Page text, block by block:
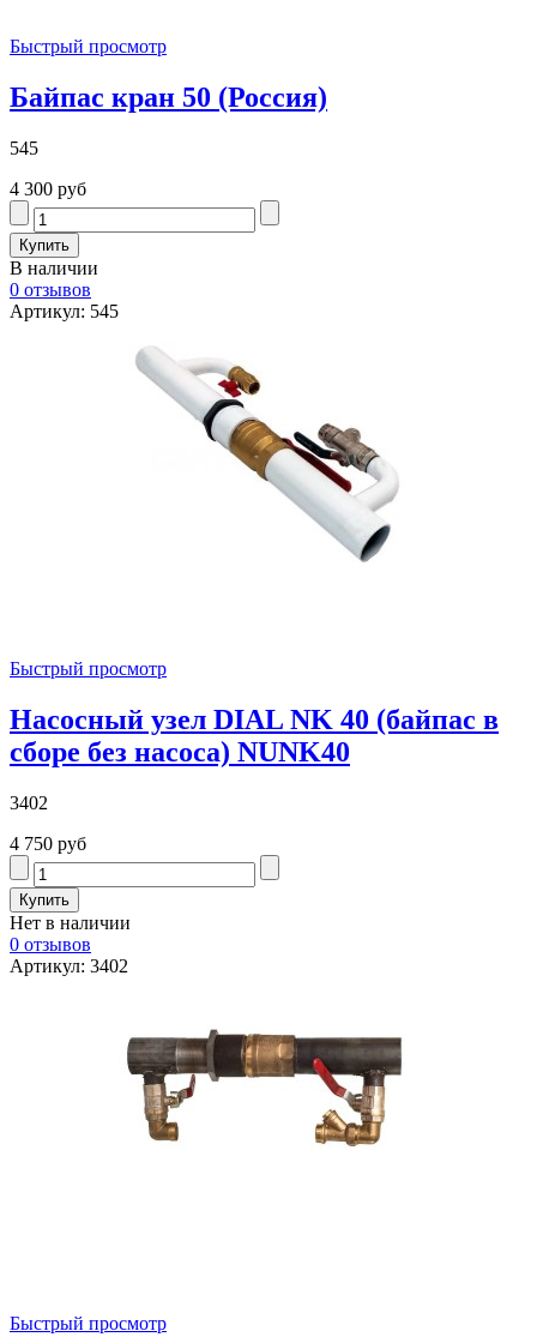
Быстрый просмотр
Байпас кран 50 (Россия)
545
4 300 руб
В наличии
0 отзывов
Артикул: 545
Быстрый просмотр
Насосный узел DIAL NK 40 (байпас в
сборе без насоса) NUNK40
3402
4 750 руб
Нет в наличии
0 отзывов
Артикул: 3402
Быстрый просмотр